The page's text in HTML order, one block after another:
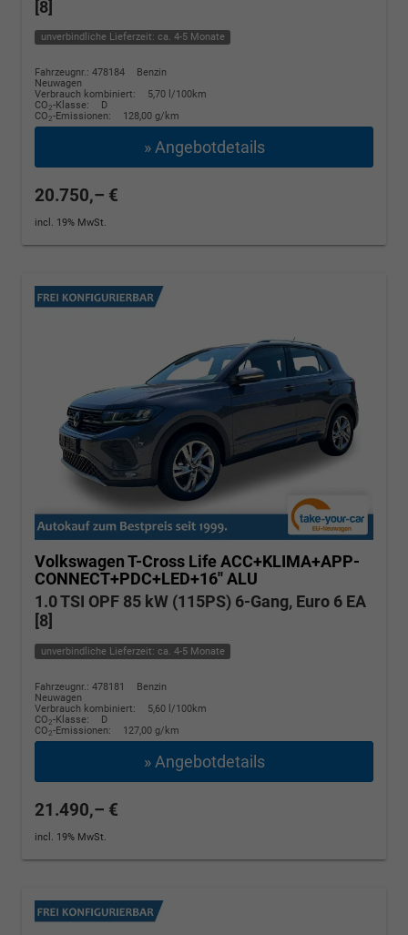
[8]
unverbindliche Lieferzeit: ca. 4-5 Monate
Fahrzeugnr.: 478184
Benzin
Neuwagen
Verbrauch kombiniert:
5,70 l/100km
CO2-Klasse:
D
CO2-Emissionen: 128,00 g/km
» Angebotdetails
20.750,– €
incl. 19% MwSt.
Volkswagen T-Cross Life ACC+KLIMA+APP-
CONNECT+PDC+LED+16'' ALU
1.0 TSI OPF 85 kW (115PS) 6-Gang, Euro 6 EA
[8]
unverbindliche Lieferzeit: ca. 4-5 Monate
Fahrzeugnr.: 478181
Benzin
Neuwagen
Verbrauch kombiniert:
5,60 l/100km
CO2-Klasse:
D
CO2-Emissionen: 127,00 g/km
» Angebotdetails
21.490,– €
incl. 19% MwSt.